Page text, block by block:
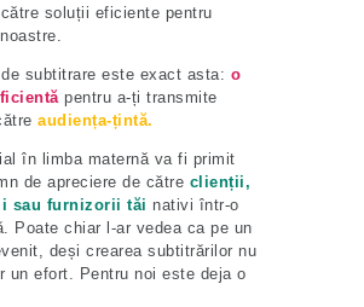
soluții eficiente pentru
subtitrare este exact asta: o
pentru a-ți transmite
audiența-țintă.
în limba maternă va fi primit
de apreciere de către clienții,
sau furnizorii tăi nativi într-o
Poate chiar l-ar vedea ca pe un
deși crearea subtitrărilor nu
un efort. Pentru noi este deja o